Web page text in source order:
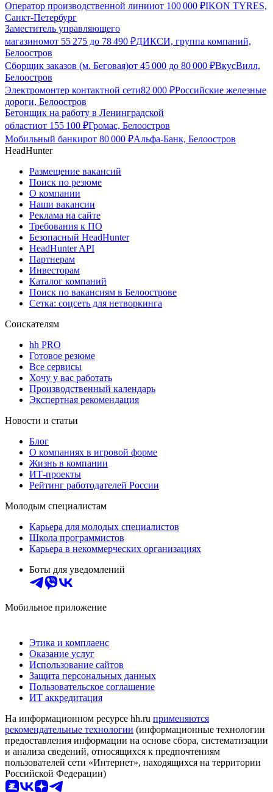
Оператор производственной линииот 100 000 ₽IKON TYRES,
Санкт-Петербург
Заместитель управляющего
магазиномот 55 275 до 78 490 ₽ДИКСИ, группа компаний,
Белоостров
Сборщик заказов (м. Беговая)от 45 000 до 80 000 ₽ВкусВилл,
Белоостров
Электромонтер контактной сети82 000 ₽Российские железные
дороги, Белоостров
Бетонщик на работу в Ленинградской
областиот 155 100 ₽Громас, Белоостров
Мобильный банкирот 80 000 ₽Альфа-Банк, Белоостров
HeadHunter
Размещение вакансий
Поиск по резюме
О компании
Наши вакансии
Реклама на сайте
Требования к ПО
Безопасный HeadHunter
HeadHunter API
Партнерам
Инвесторам
Каталог компаний
Поиск по вакансиям в Белоострове
Сетка: соцсеть для нетворкинга
Соискателям
hh PRO
Готовое резюме
Все сервисы
Хочу у вас работать
Производственный календарь
Экспертная рекомендация
Новости и статьи
Блог
О компаниях в игровой форме
Жизнь в компании
ИТ-проекты
Рейтинг работодателей России
Молодым специалистам
Карьера для молодых специалистов
Школа программистов
Карьера в некоммерческих организациях
Боты для уведомлений
Мобильное приложение
Этика и комплаенс
Оказание услуг
Использование сайтов
Защита персональных данных
Пользовательское соглашение
ИТ аккредитация
На информационном ресурсе hh.ru применяются
рекомендательные технологии (информационные технологии
предоставления информации на основе сбора, систематизации
и анализа сведений, относящихся к предпочтениям
пользователей сети «Интернет», находящихся на территории
Российской Федерации)